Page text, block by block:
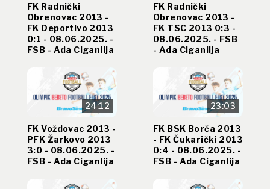
FK Radnički
Obrenovac 2013 -
FK Deportivo 2013
0:1 - 08.06.2025. -
FSB - Ada Ciganlija
FK Radnički
Obrenovac 2013 -
FK TSC 2013 0:3 -
08.06.2025. - FSB
- Ada Ciganlija
24:12
FK Voždovac 2013 -
PFK Žarkovo 2013
3:0 - 08.06.2025. -
FSB - Ada Ciganlija
23:03
FK BSK Borča 2013
- FK Čukarički 2013
0:4 - 08.06.2025. -
FSB - Ada Ciganlija